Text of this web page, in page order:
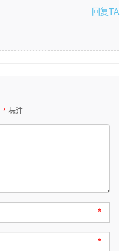
回复TA
* 标注
*
*